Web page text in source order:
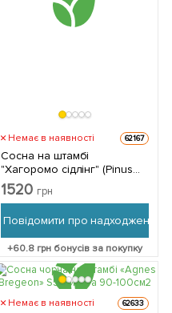
Немає в наявності 62167
Сосна на штамбі
"Хагоромо сідлінг" (Pinus
parviflora "Hagoromo
Seedling") С2, висота від
упаковці
1520 грн
Повідомити про надходження
+60.8 грн бонусів за покупку
Немає в наявності 62633